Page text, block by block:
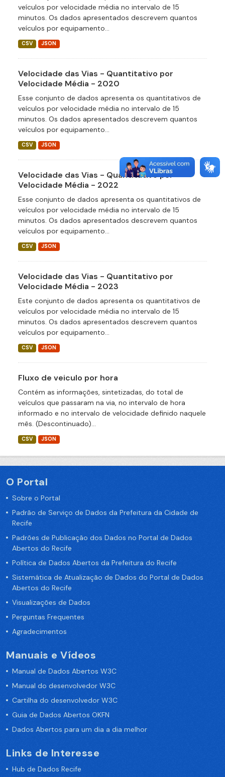
veículos por velocidade média no intervalo de 15
minutos. Os dados apresentados descrevem quantos
veículos por equipamento...
CSV JSON
Velocidade das Vias - Quantitativo por
Velocidade Média - 2020
Esse conjunto de dados apresenta os quantitativos de
veículos por velocidade média no intervalo de 15
minutos. Os dados apresentados descrevem quantos
veículos por equipamento...
CSV JSON
Velocidade das Vias - Quantitativo por
Velocidade Média - 2022
Esse conjunto de dados apresenta os quantitativos de
veículos por velocidade média no intervalo de 15
minutos. Os dados apresentados descrevem quantos
veículos por equipamento...
CSV JSON
Velocidade das Vias - Quantitativo por
Velocidade Média - 2023
Este conjunto de dados apresenta os quantitativos de
veículos por velocidade média no intervalo de 15
minutos. Os dados apresentados descrevem quantos
veículos por equipamento...
CSV JSON
Fluxo de veiculo por hora
Contém as informações, sintetizadas, do total de
veículos que passaram na via, no intervalo de hora
informado e no intervalo de velocidade definido naquele
mês. (Descontinuado)...
CSV JSON
O Portal
Sobre o Portal
Padrão de Serviço de Dados da Prefeitura da Cidade de
Recife
Padrões de Publicação dos Dados no Portal de Dados
Abertos do Recife
Política de Dados Abertos da Prefeitura do Recife
Sistemática de Atualização de Dados do Portal de Dados
Abertos do Recife
Visualizações de Dados
Perguntas Frequentes
Agradecimentos
Manuais e Vídeos
Manual de Dados Abertos W3C
Manual do desenvolvedor W3C
Cartilha do desenvolvedor W3C
Guia de Dados Abertos OKFN
Dados Abertos para um dia a dia melhor
Links de Interesse
Hub de Dados Recife